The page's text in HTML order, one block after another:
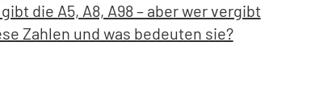
die A5, A8, A98 – aber wer vergibt
Zahlen und was bedeuten sie?